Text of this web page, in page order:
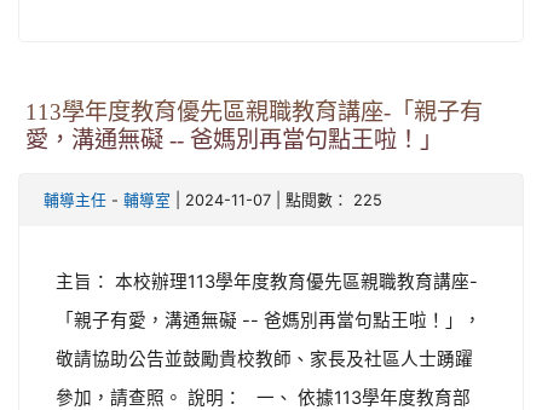
113學年度教育優先區親職教育講座-「親子有
愛，溝通無礙 -- 爸媽別再當句點王啦！」
輔導主任 - 輔導室 | 2024-11-07 | 點閱數： 225
主旨： 本校辦理113學年度教育優先區親職教育講座-
「親子有愛，溝通無礙 -- 爸媽別再當句點王啦！」，
敬請協助公告並鼓勵貴校教師、家長及社區人士踴躍
參加，請查照。 說明： 一、 依據113學年度教育部